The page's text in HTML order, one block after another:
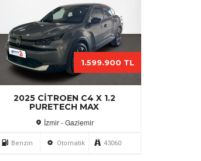
2025 CITROEN C4 X 1.2
PURETECH MAX
İzmir - Gaziemir
1.599.900 TL
Benzin Otomatik 43060